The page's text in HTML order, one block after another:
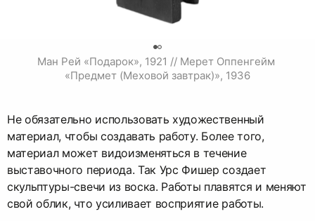
Ман Рей «Подарок», 1921 // Мерет Оппенгейм
«Предмет (Меховой завтрак)», 1936
Не обязательно использовать художественный
материал, чтобы создавать работу. Более того,
материал может видоизменяться в течение
выставочного периода. Так Урс Фишер создает
скульптуры-свечи из воска. Работы плавятся и меняют
свой облик, что усиливает восприятие работы.